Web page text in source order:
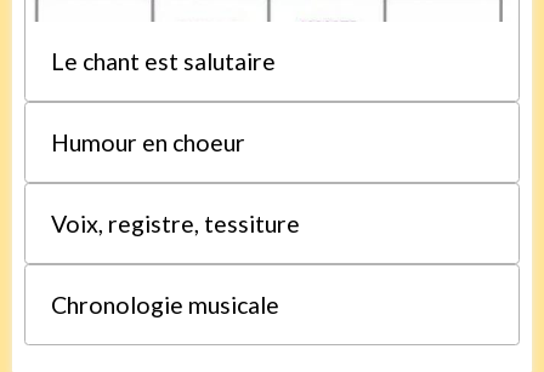
Le chant est salutaire
Humour en choeur
Voix, registre, tessiture
Chronologie musicale